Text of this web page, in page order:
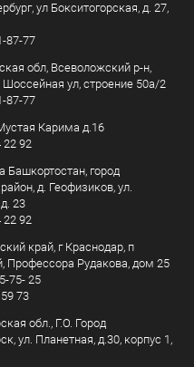
ул Бокситогорская, д. 27,
87-77
обл, Всеволожский р-н,
Шоссейная ул, строение 50а/2
87-77
Карима д.16
22 92
Башкортостан, город
д. Геофизиков, ул.
23
22 92
край, г Краснодар, п
Профессора Рудакова, дом 25
75- 25
73
обл., Г.О. Город
ул. Планетная, д.30, корпус 1,